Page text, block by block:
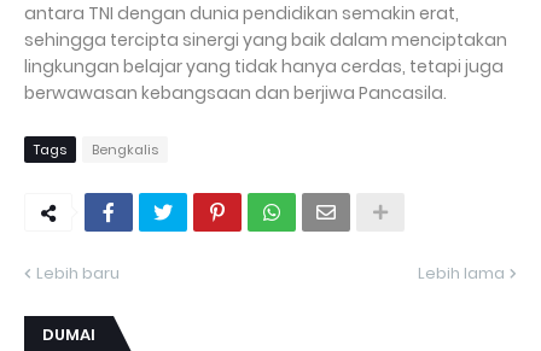
antara TNI dengan dunia pendidikan semakin erat,
sehingga tercipta sinergi yang baik dalam menciptakan
lingkungan belajar yang tidak hanya cerdas, tetapi juga
berwawasan kebangsaan dan berjiwa Pancasila.
Tags Bengkalis
Lebih baru Lebih lama
DUMAI